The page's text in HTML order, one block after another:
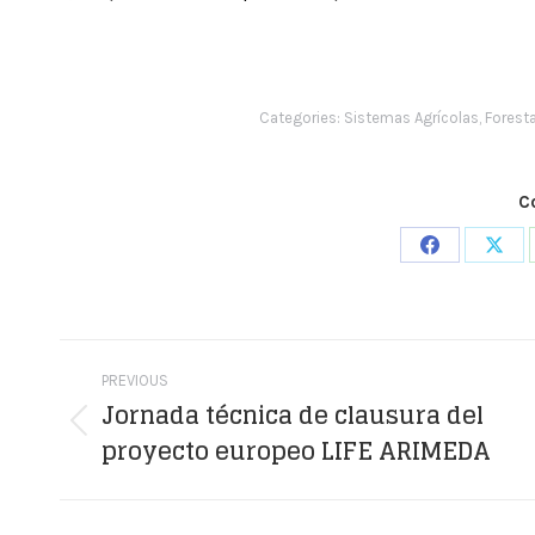
Categories: Sistemas Agrícolas,
Share
Post
navigation
PREVIOUS
post:
Jornada técnica de clausura del
proyecto europeo LIFE ARIMEDA